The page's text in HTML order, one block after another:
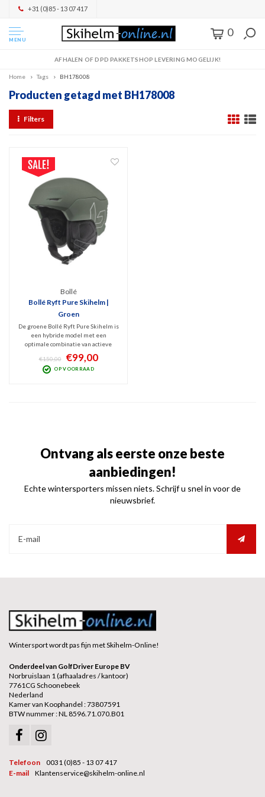
+31 (0)85 - 13 07 417
MENU
0
AFHALEN OF DPD PAKKETSHOP LEVERING MOGELIJK!
Home Tags BH178008
Producten getagd met BH178008
Filters
Bollé
Bollé Ryft Pure Skihelm |
Groen
De groene Bollé Ryft Pure Skihelm is
een hybride model met een
optimale combinatie van actieve
ventilatie, stoer design en
veiligheid. Geschikt voor zowel
allround skiërs als snowboarders die
€150,00 €99,00
OP VOORRAAD
Ontvang als eerste onze beste
aanbiedingen!
Echte wintersporters missen niets. Schrijf u snel in voor de
nieuwsbrief.
Wintersport wordt pas fijn met Skihelm-Online!
Onderdeel van GolfDriver Europe BV
Norbruislaan 1 (afhaaladres / kantoor)
7761CG Schoonebeek
Nederland
Kamer van Koophandel : 73807591
BTW nummer : NL 8596.71.070.B01
Telefoon
0031 (0)85 - 13 07 417
E-mail
Klantenservice@skihelm-online.nl